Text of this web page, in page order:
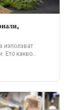
използват
Ето какво…